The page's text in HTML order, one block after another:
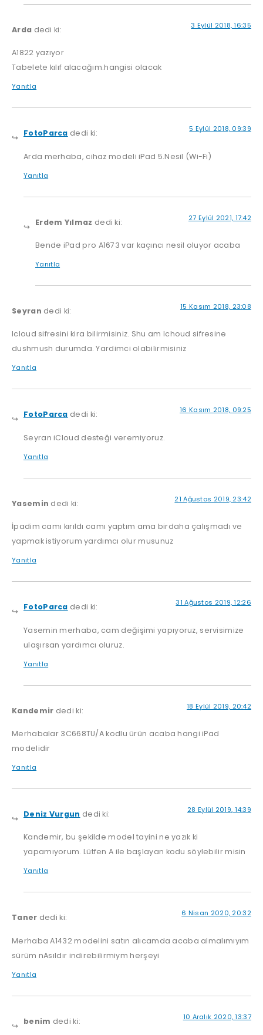
Arda dedi ki: 3 Eylül 2018, 16:35
A1822 yazıyor
Tabelete kılıf alacağım.hangisi olacak
Yanıtla
FotoParca dedi ki: 5 Eylül 2018, 09:39
Arda merhaba, cihaz modeli iPad 5.Nesil (Wi-Fi)
Yanıtla
Erdem Yılmaz dedi ki: 27 Eylül 2021, 17:42
Bende iPad pro A1673 var kaçıncı nesil oluyor acaba
Yanıtla
Seyran dedi ki: 15 Kasım 2018, 23:08
Icloud sifresini kira bilirmisiniz. Shu am Ichoud sifresine
dushmush durumda. Yardimci olabilirmisiniz
Yanıtla
FotoParca dedi ki: 16 Kasım 2018, 09:25
Seyran iCloud desteği veremiyoruz.
Yanıtla
Yasemin dedi ki: 21 Ağustos 2019, 23:42
İpadim camı kırıldı camı yaptım ama birdaha çalışmadı ve
yapmak istiyorum yardımcı olur musunuz
Yanıtla
FotoParca dedi ki: 31 Ağustos 2019, 12:26
Yasemin merhaba, cam değişimi yapıyoruz, servisimize
ulaşırsan yardımcı oluruz.
Yanıtla
Kandemir dedi ki: 18 Eylül 2019, 20:42
Merhabalar 3C668TU/A kodlu ürün acaba hangi iPad
modelidir
Yanıtla
Deniz Vurgun dedi ki: 28 Eylül 2019, 14:39
Kandemir, bu şekilde model tayini ne yazık ki
yapamıyorum. Lütfen A ile başlayan kodu söylebilir misin
Yanıtla
Taner dedi ki: 6 Nisan 2020, 20:32
Merhaba A1432 modelini satın alıcamda acaba almalımıyım
sürüm nAsıldır indirebilirmiym herşeyi
Yanıtla
benim dedi ki: 10 Aralık 2020, 13:37